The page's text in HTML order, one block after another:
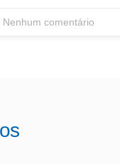
Nenhum comentário